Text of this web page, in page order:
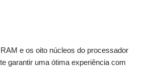
e os oito núcleos do processador
garantir uma ótima experiência com